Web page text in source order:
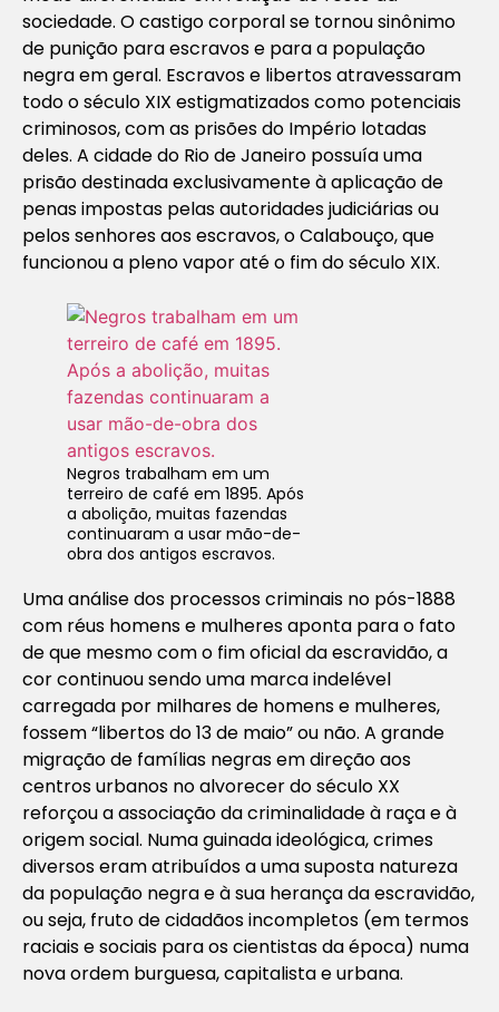
sociedade. O castigo corporal se tornou sinônimo
de punição para escravos e para a população
negra em geral. Escravos e libertos atravessaram
todo o século XIX estigmatizados como potenciais
criminosos, com as prisões do Império lotadas
deles. A cidade do Rio de Janeiro possuía uma
prisão destinada exclusivamente à aplicação de
penas impostas pelas autoridades judiciárias ou
pelos senhores aos escravos, o Calabouço, que
funcionou a pleno vapor até o fim do século XIX.
Negros trabalham em um
terreiro de café em 1895. Após
a abolição, muitas fazendas
continuaram a usar mão-de-
obra dos antigos escravos.
Uma análise dos processos criminais no pós-1888
com réus homens e mulheres aponta para o fato
de que mesmo com o fim oficial da escravidão, a
cor continuou sendo uma marca indelével
carregada por milhares de homens e mulheres,
fossem “libertos do 13 de maio” ou não. A grande
migração de famílias negras em direção aos
centros urbanos no alvorecer do século XX
reforçou a associação da criminalidade à raça e à
origem social. Numa guinada ideológica, crimes
diversos eram atribuídos a uma suposta natureza
da população negra e à sua herança da escravidão,
ou seja, fruto de cidadãos incompletos (em termos
raciais e sociais para os cientistas da época) numa
nova ordem burguesa, capitalista e urbana.